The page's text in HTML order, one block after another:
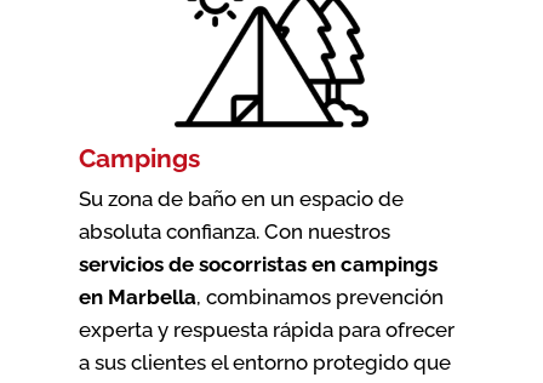
Campings
Su zona de baño en un espacio de
absoluta confianza. Con nuestros
servicios de socorristas en campings
en Marbella, combinamos prevención
experta y respuesta rápida para ofrecer
a sus clientes el entorno protegido que